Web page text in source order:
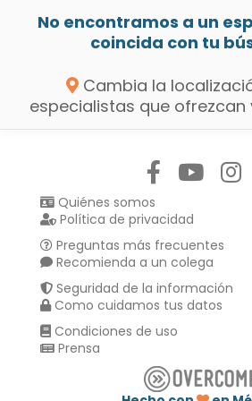
No encontramos a un
coincida con tu
Cambia la
especialistas que ofrezcan
Quiénes somos
Política de privacidad
Preguntas más frecuentes
Recomienda a un colega
Seguridad de la información
Como cuidamos tus datos
Condiciones de uso
Prensa